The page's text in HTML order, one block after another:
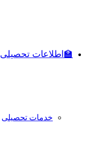
🏫اطلاعات تحصیلی
خدمات تحصیلی